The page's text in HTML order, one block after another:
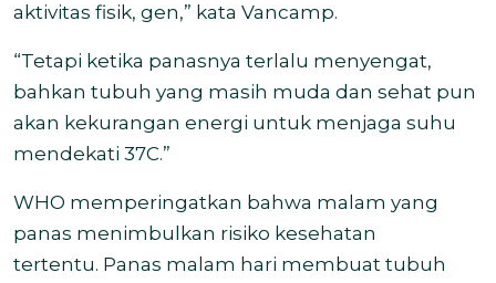
aktivitas fisik, gen,” kata Vancamp.
“Tetapi ketika panasnya terlalu menyengat,
bahkan tubuh yang masih muda dan sehat pun
akan kekurangan energi untuk menjaga suhu
mendekati 37C.”
WHO memperingatkan bahwa malam yang
panas menimbulkan risiko kesehatan
tertentu. Panas malam hari membuat tubuh